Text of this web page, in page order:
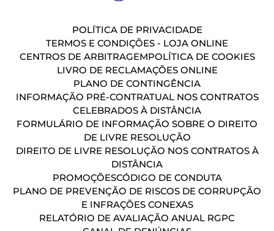
POLÍTICA DE PRIVACIDADE
TERMOS E CONDIÇÕES - LOJA ONLINE
CENTROS DE ARBITRAGEMPOLÍTICA DE COOKIES
LIVRO DE RECLAMAÇÕES ONLINE
PLANO DE CONTINGÊNCIA
INFORMAÇÃO PRÉ-CONTRATUAL NOS CONTRATOS
CELEBRADOS À DISTÂNCIA
FORMULÁRIO DE INFORMAÇÃO SOBRE O DIREITO
DE LIVRE RESOLUÇÃO
DIREITO DE LIVRE RESOLUÇÃO NOS CONTRATOS À
DISTÂNCIA
PROMOÇÕESCÓDIGO DE CONDUTA
PLANO DE PREVENÇÃO DE RISCOS DE CORRUPÇÃO
E INFRAÇÕES CONEXAS
RELATÓRIO DE AVALIAÇÃO ANUAL RGPC